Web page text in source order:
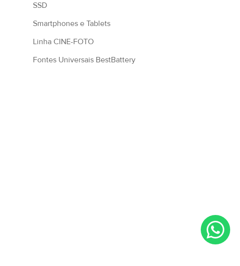
SSD
Smartphones e Tablets
Linha CINE-FOTO
Fontes Universais BestBattery